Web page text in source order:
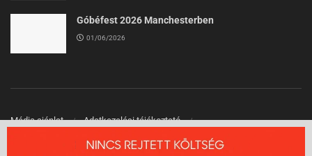
Góbéfest 2026 Manchesterben
01/06/2026
Média ajánlat
Adatkezelési tájékoztató